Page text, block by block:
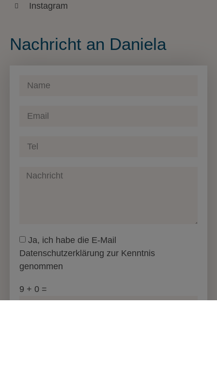
Instagram
Nachricht an Daniela
Ja, ich habe die E-Mail
Datenschutzerklärung zur Kenntnis
genommen
9 + 0 =